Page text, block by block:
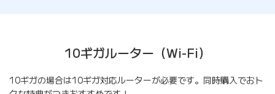
10ギガルーター（Wi-Fi）
10ギガの場合は10ギガ対応ルーターが必要です。同時購入でおト